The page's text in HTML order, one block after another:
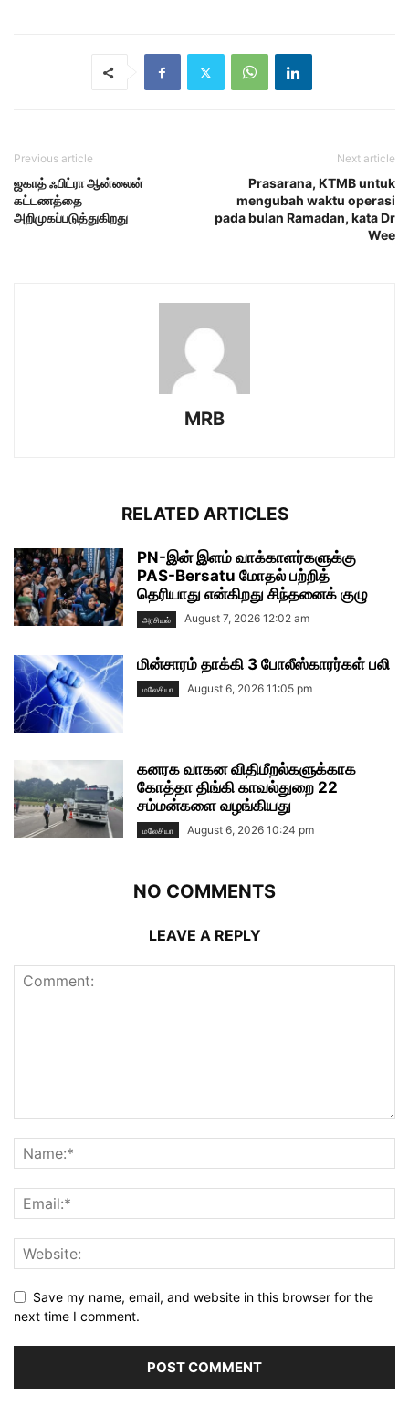
Previous article
ஜகாத் ஃபிட்ரா ஆன்லைன்
கட்டணத்தை
அறிமுகப்படுத்துகிறது
Next article
Prasarana, KTMB untuk
mengubah waktu operasi
pada bulan Ramadan, kata Dr
Wee
MRB
RELATED ARTICLES
PN-இன் இளம் வாக்காளர்களுக்கு
PAS-Bersatu மோதல் பற்றித்
தெரியாது என்கிறது சிந்தனைக் குழு
அரசியல் August 7, 2026 12:02 am
மின்சாரம் தாக்கி 3 போலீஸ்காரர்கள் பலி
மலேசியா August 6, 2026 11:05 pm
கனரக வாகன விதிமீறல்களுக்காக
கோத்தா திங்கி காவல்துறை 22
சம்மன்களை வழங்கியது
மலேசியா August 6, 2026 10:24 pm
NO COMMENTS
LEAVE A REPLY
Save my name, email, and website in this browser for the
next time I comment.